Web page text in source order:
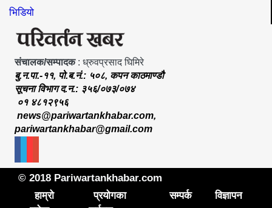
भिडियो
संचालक/सम्पादक: ध्रुवप्रसाद घिमिरे
बु.न.पा.-११, पो.ब.नं.: ५०८, कपन काठमाण्डौ
सूचना विभाग द.न.: ३५६/०७३/०७४
०१ ४८१२९५६
news@pariwartankhabar.com,
pariwartankhabar@gmail.com
© 2018 Pariwartankhabar.com
हाम्रो
प्रयोगका
सम्पर्क विज्ञापन